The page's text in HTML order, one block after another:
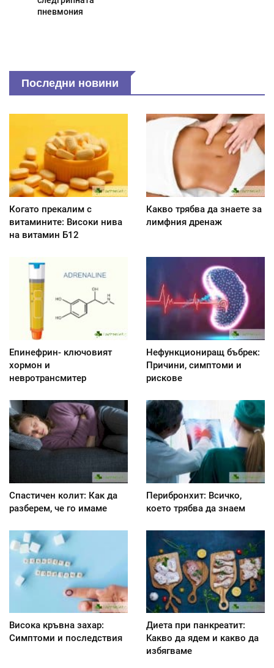
пневмония
Последни новини
Когато прекалим с
витамините: Високи нива
на витамин Б12
Какво трябва да знаете за
лимфния дренаж
Епинефрин- ключовият
хормон и
невротрансмитер
Нефункциониращ бъбрек:
Причини, симптоми и
рискове
Спастичен колит: Как да
разберем, че го имаме
Перибронхит: Всичко,
което трябва да знаем
Висока кръвна захар:
Симптоми и последствия
Диета при панкреатит:
Kакво да ядем и какво да
избягваме